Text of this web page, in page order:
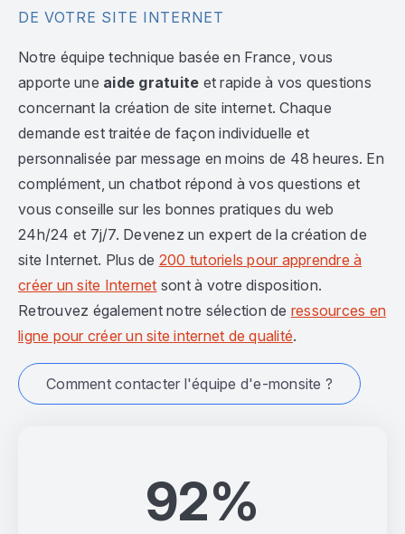
92%
DE VOTRE SITE INTERNET
Notre équipe technique basée en France, vous
apporte une aide gratuite et rapide à vos questions
concernant la création de site internet. Chaque
demande est traitée de façon individuelle et
personnalisée par message en moins de 48 heures. En
complément, un chatbot répond à vos questions et
vous conseille sur les bonnes pratiques du web
24h/24 et 7j/7. Devenez un expert de la création de
site Internet. Plus de 200 tutoriels pour apprendre à
créer un site Internet sont à votre disposition.
Retrouvez également notre sélection de ressources en
ligne pour créer un site internet de qualité.
Comment contacter l'équipe d'e-monsite ?